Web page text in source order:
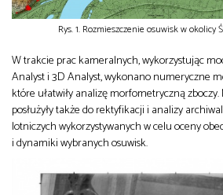
Rys. 1. Rozmieszczenie osuwisk w okolicy
W trakcie prac kameralnych, wykorzystując
Analyst i 3D Analyst, wykonano numeryczne
które ułatwiły analizę morfometryczną zboczy.
posłużyły także do rektyfikacji i analizy
lotniczych wykorzystywanych w celu oceny
i dynamiki wybranych osuwisk.